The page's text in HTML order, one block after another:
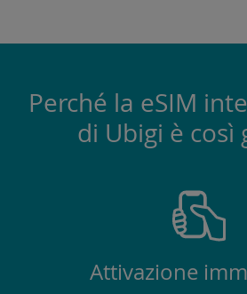
Perché la eSIM
di Ubigi è così
Attivazione